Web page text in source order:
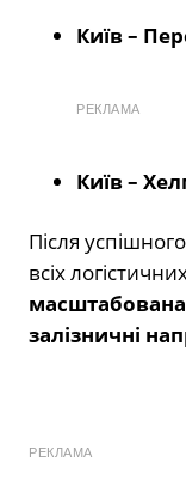
Київ –
РЕКЛАМА
Київ –
Після
всіх
масштабована
залізничні
РЕКЛАМА